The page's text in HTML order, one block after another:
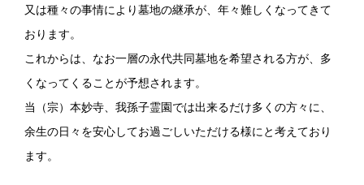
又は種々の事情により墓地の継承が、年々難しくなってきて
おります。
これからは、なお一層の永代共同墓地を希望される方が、多
くなってくることが予想されます。
当（宗）本妙寺、我孫子霊園では出来るだけ多くの方々に、
余生の日々を安心してお過ごしいただける様にと考えており
ます。